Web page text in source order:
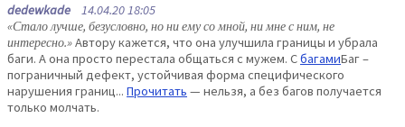
dedewkade 14.04.20 18:05
«Стало лучше, безусловно, но ни ему со мной, ни мне с ним, не
интересно.»Автору кажется, что она улучшила границы и убрала
баги. А она просто перестала общаться с мужем. СбагамиБаг –
пограничный дефект, устойчивая форма специфического
нарушения границ... Прочитать — нельзя, а без багов получается
только молчать.